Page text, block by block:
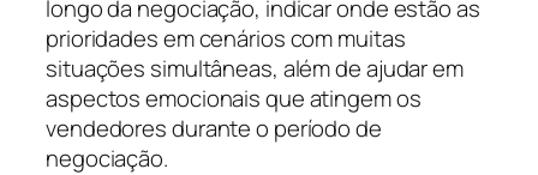
longo da negociação, indicar onde estão as
prioridades em cenários com muitas
situações simultâneas, além de ajudar em
aspectos emocionais que atingem os
vendedores durante o período de
negociação.